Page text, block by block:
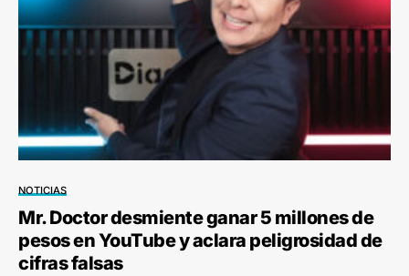
NOTICIAS
Mr. Doctor desmiente ganar 5 millones de
pesos en YouTube y aclara peligrosidad de
cifras falsas